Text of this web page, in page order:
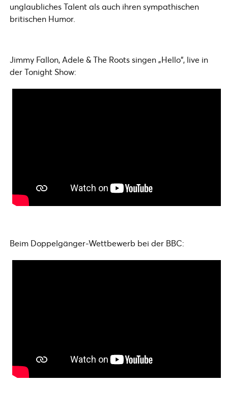
unglaubliches Talent als auch ihren sympathischen
britischen Humor.
Jimmy Fallon, Adele & The Roots singen „Hello“, live in
der Tonight Show:
Beim Doppelgänger-Wettbewerb bei der BBC: